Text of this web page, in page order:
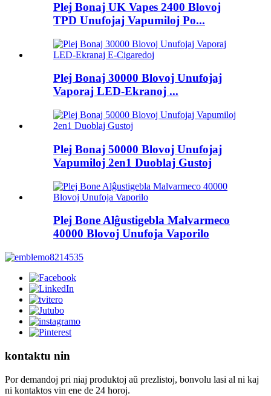
Plej Bonaj UK Vapes 2400 Blovoj
TPD Unufojaj Vapumiloj Po...
Plej Bonaj 30000 Blovoj Unufojaj
Vaporaj LED-Ekranoj ...
Plej Bonaj 50000 Blovoj Unufojaj
Vapumiloj 2en1 Duoblaj Gustoj
Plej Bone Alĝustigebla Malvarmeco
40000 Blovoj Unufoja Vaporilo
kontaktu nin
Por demandoj pri niaj produktoj aŭ prezlistoj, bonvolu lasi al ni kaj
ni kontaktos vin ene de 24 horoj.